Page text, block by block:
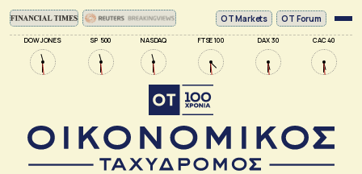
DOW JONES SP 500 NASDAQ FTSE 100 DAX 30 CAC 40
ΟΤ Markets OT Forum